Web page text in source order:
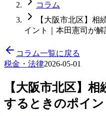
コラム
【大阪市北区】相
イント｜本田憲司が解
コラム一覧に戻る
税金・法律2026-05-01
【大阪市北区】
するときのポイ